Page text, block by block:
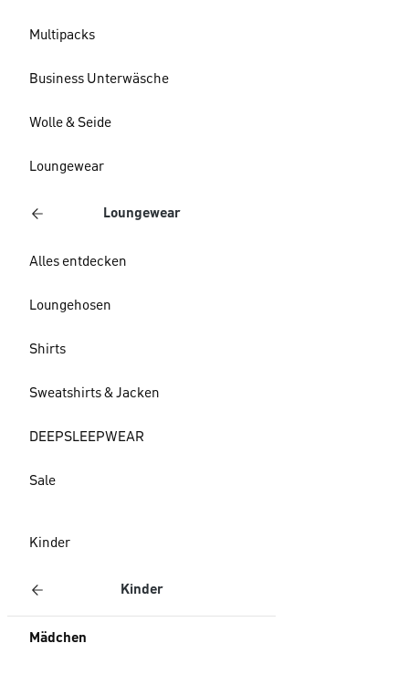
Multipacks
Business Unterwäsche
Wolle & Seide
Loungewear
Loungewear
Alles entdecken
Loungehosen
Shirts
Sweatshirts & Jacken
DEEPSLEEPWEAR
Sale
Kinder
Kinder
Mädchen